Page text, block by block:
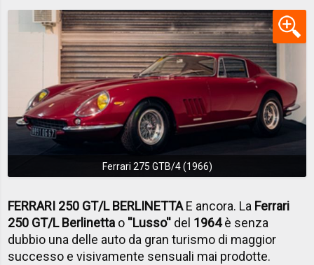
Ferrari 275 GTB/4 (1966)
FERRARI 250 GT/L BERLINETTAE ancora. La Ferrari
250 GT/L Berlinetta o ''Lusso'' del 1964è senza
dubbio una delle auto da gran turismo di maggior
successo e visivamente sensuali mai prodotte.